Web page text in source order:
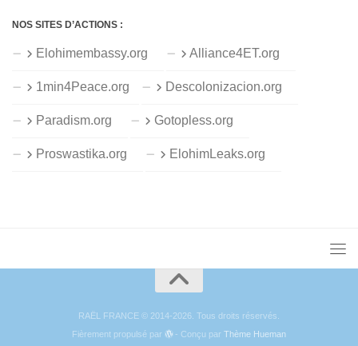
NOS SITES D’ACTIONS :
Elohimembassy.org Alliance4ET.org
1min4Peace.org Descolonizacion.org
Paradism.org Gotopless.org
Proswastika.org ElohimLeaks.org
RAËL FRANCE © 2014-2026. Tous droits réservés.
Fièrement propulsé par
- Conçu parThème Hueman